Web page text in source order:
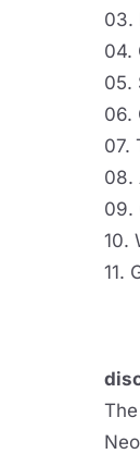
03.
04.
05.
06.
07.
08.
09.
10.
11.